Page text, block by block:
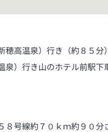
穂高温泉）行き（約８５分
）行き山のホテル前駅下
８号線約７０ｋｍ約９０分